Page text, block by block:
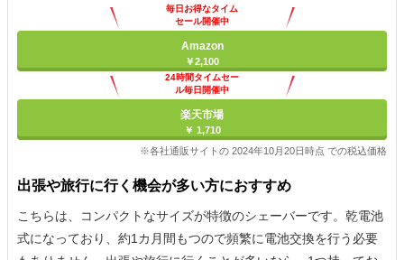
毎日お得なタイム
セール開催中
Amazon
￥2,100
24時間タイムセー
ル毎日開催中
楽天市場
￥ 1,710
※各社通販サイトの 2024年10月20日時点 での税込価格
出張や旅行に行く機会が多い方におすすめ
こちらは、コンパクトなサイズが特徴のシェーバーです。乾電池
式になっており、約1カ月間もつので頻繁に電池交換を行う必要